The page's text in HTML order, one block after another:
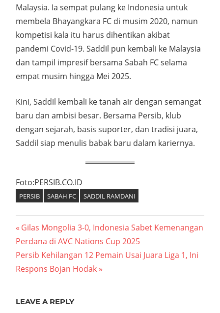
Malaysia. Ia sempat pulang ke Indonesia untuk
membela Bhayangkara FC di musim 2020, namun
kompetisi kala itu harus dihentikan akibat
pandemi Covid-19. Saddil pun kembali ke Malaysia
dan tampil impresif bersama Sabah FC selama
empat musim hingga Mei 2025.
Kini, Saddil kembali ke tanah air dengan semangat
baru dan ambisi besar. Bersama Persib, klub
dengan sejarah, basis suporter, dan tradisi juara,
Saddil siap menulis babak baru dalam kariernya.
Foto:PERSIB.CO.ID
PERSIB SABAH FC SADDIL RAMDANI
Navigasi
pos
Previous
Post:
Gilas Mongolia 3-0, Indonesia Sabet Kemenangan
Perdana di AVC Nations Cup 2025
Next
Post:
Persib Kehilangan 12 Pemain Usai Juara Liga 1, Ini
Respons Bojan Hodak
LEAVE A REPLY